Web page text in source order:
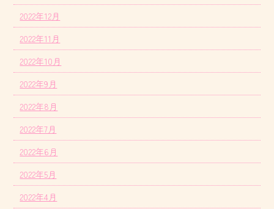
2022年12月
2022年11月
2022年10月
2022年9月
2022年8月
2022年7月
2022年6月
2022年5月
2022年4月